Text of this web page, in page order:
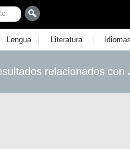
Lengua | Literatura | Idiomas
relacionados con